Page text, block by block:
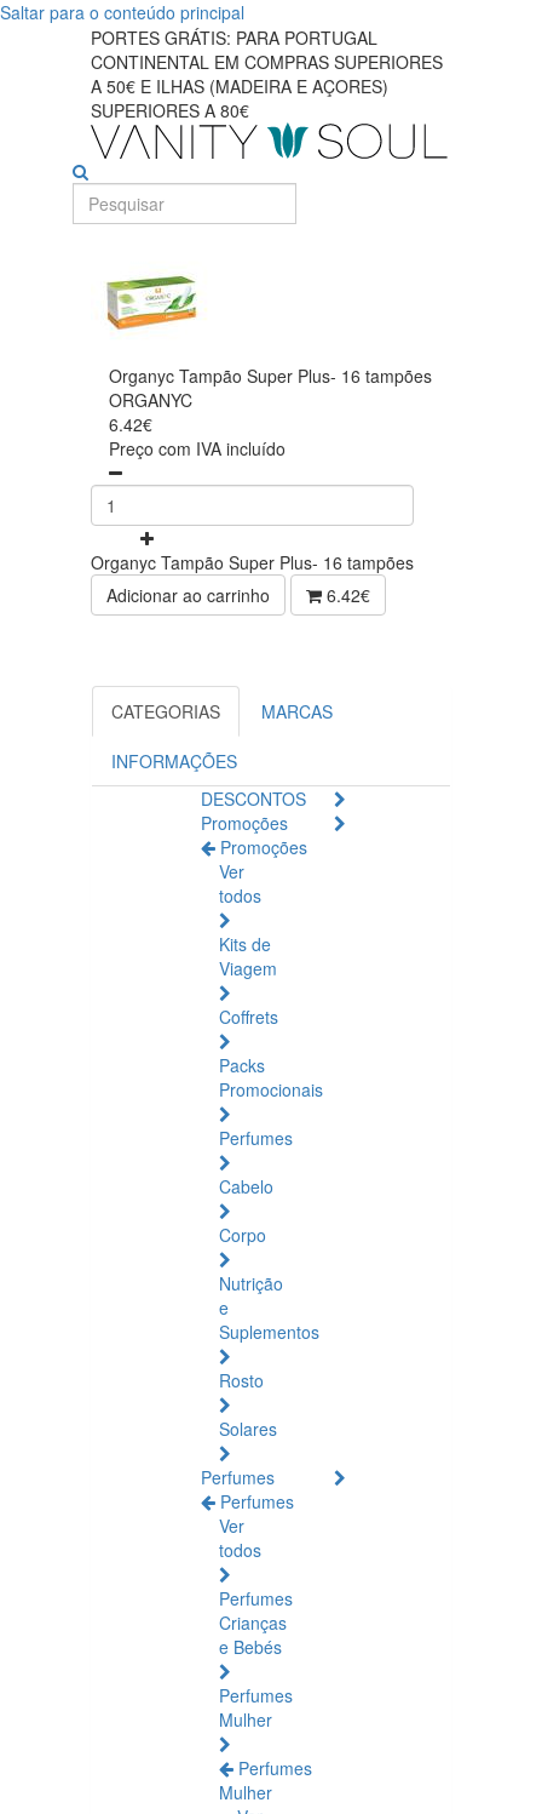
Saltar para o conteúdo principal
PORTES GRÁTIS: PARA PORTUGAL
CONTINENTAL EM COMPRAS SUPERIORES
A 50€ E ILHAS (MADEIRA E AÇORES)
SUPERIORES A 80€
Organyc Tampão Super Plus- 16 tampões
ORGANYC
6.42€
Preço com IVA incluído
Organyc Tampão Super Plus- 16 tampões
Adicionar ao carrinho
6.42€
CATEGORIAS MARCAS
INFORMAÇÕES
DESCONTOS
Promoções
Promoções
Ver
todos
Kits de
Viagem
Coffrets
Packs
Promocionais
Perfumes
Cabelo
Corpo
Nutrição
e
Suplementos
Rosto
Solares
Perfumes
Perfumes
Ver
todos
Perfumes
Crianças
e Bebés
Perfumes
Mulher
Perfumes
Mulher